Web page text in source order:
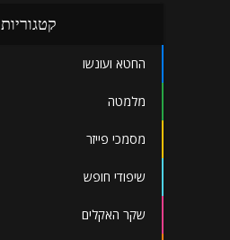
קטגוריות
החטא ועונשו
מלמטה
מסמכי פייזר
שיפודי חופש
שקר האקלים